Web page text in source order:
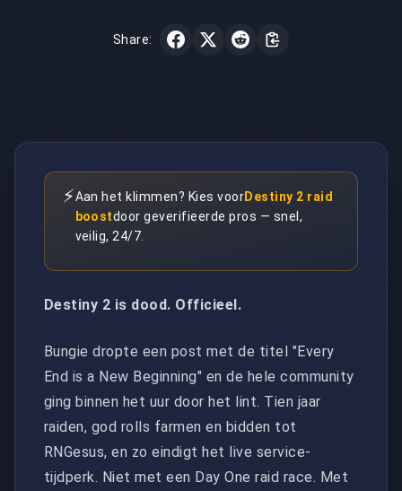
Share:
⚡Aan het klimmen? Kies voorDestiny 2 raid
boostdoor geverifieerde pros — snel,
veilig, 24/7.
Destiny 2 is dood. Officieel.
Bungie dropte een post met de titel "Every
End is a New Beginning" en de hele community
ging binnen het uur door het lint. Tien jaar
raiden, god rolls farmen en bidden tot
RNGesus, en zo eindigt het live service-
tijdperk. Niet met een Day One raid race. Met